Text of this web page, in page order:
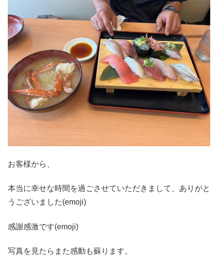
お客様から、
本当に幸せな時間を過ごさせていただきまして、ありがと
うございました(emoji)
感謝感激です(emoji)
写真を見たらまた感動も蘇ります。